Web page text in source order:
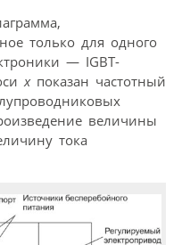
только для одного
— IGBT-
хпоказан частотный
величины
тока